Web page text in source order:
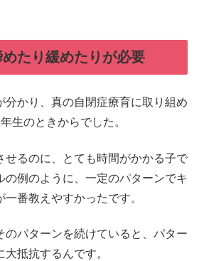
たり緩めたりが必要
分かり、真の自閉症療育に取り組め
生のときからでした。
せるのに、とても時間がかかる子で
の例のように、一定のパターンでキ
番教えやすかったです。
のパターンを続けていると、パター
抵抗するんです。